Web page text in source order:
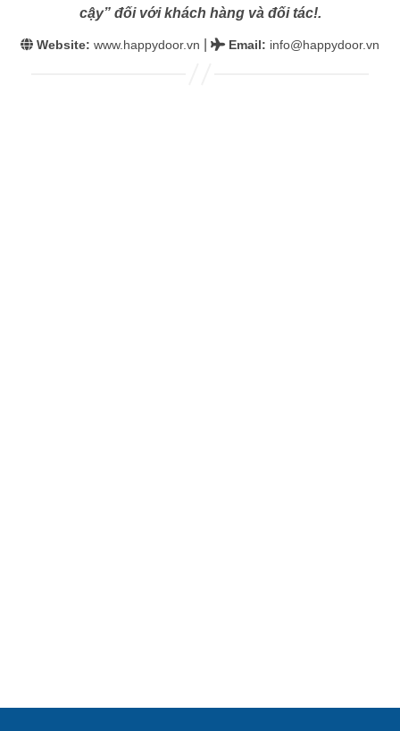
cậy” đối với khách hàng và đối tác!.
Website: www.happydoor.vn Email: info@happydoor.vn